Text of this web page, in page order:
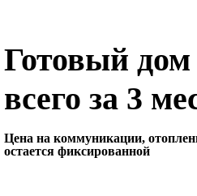
Готовый
всего за 3
Цена на коммуникации,
остается фиксированной